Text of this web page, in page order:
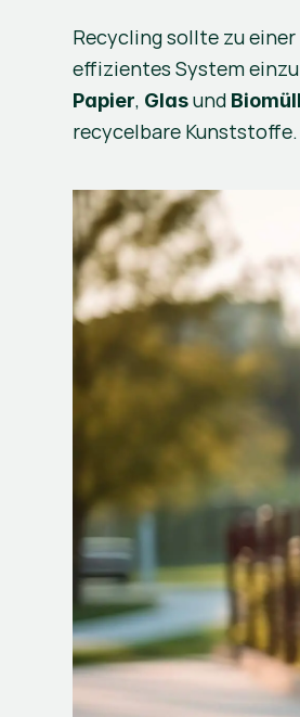
Recycling sollte zu einer
effizientes System
Papier, Glas und Biomüll
recycelbare Kunststoffe.